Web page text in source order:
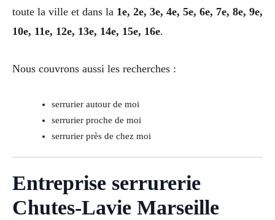
toute la ville et dans la 1e, 2e, 3e, 4e, 5e, 6e, 7e, 8e, 9e,
10e, 11e, 12e, 13e, 14e, 15e, 16e.
Nous couvrons aussi les recherches :
serrurier autour de moi
serrurier proche de moi
serrurier près de chez moi
Entreprise serrurerie
Chutes-Lavie Marseille